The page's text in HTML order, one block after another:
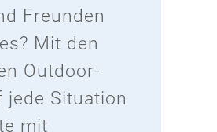
Freunden
Mit den
Outdoor-
jede Situation
mit